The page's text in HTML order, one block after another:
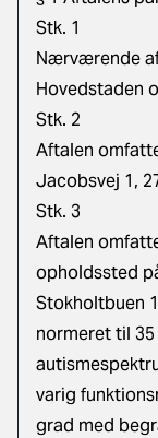
Stk. 1
Nærværende
Hovedstaden
Stk. 2
Aftalen
Jacobsvej 1,
Stk. 3
Aftalen
opholdssted
Stokholtbuen
normeret til
varig
grad med